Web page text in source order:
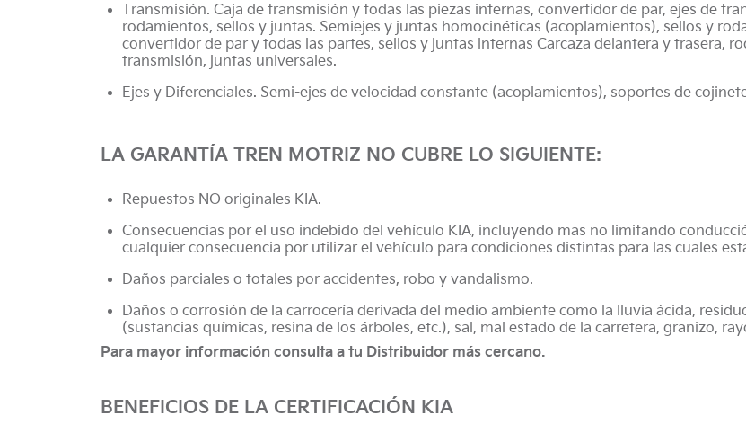
Transmisión. Caja de transmisión y todas las piezas internas, convertidor de par, ejes de
rodamientos, sellos y juntas. Semiejes y juntas homocinéticas (acoplamientos), sellos y
convertidor de par y todas las partes, sellos y juntas internas Carcaza delantera y trasera,
transmisión, juntas universales.
Ejes y Diferenciales. Semi-ejes de velocidad constante (acoplamientos), soportes de
LA GARANTÍA TREN MOTRIZ NO CUBRE LO SIGUIENTE:
Repuestos NO originales KIA.
Consecuencias por el uso indebido del vehículo KIA, incluyendo mas no limitando
cualquier consecuencia por utilizar el vehículo para condiciones distintas para las cuales
Daños parciales o totales por accidentes, robo y vandalismo.
Daños o corrosión de la carrocería derivada del medio ambiente como la lluvia ácida,
(sustancias químicas, resina de los árboles, etc.), sal, mal estado de la carretera, granizo,
Para mayor información consulta a tu Distribuidor más cercano.
BENEFICIOS DE LA CERTIFICACIÓN KIA